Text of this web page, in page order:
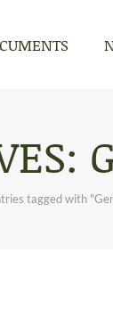
tagged with